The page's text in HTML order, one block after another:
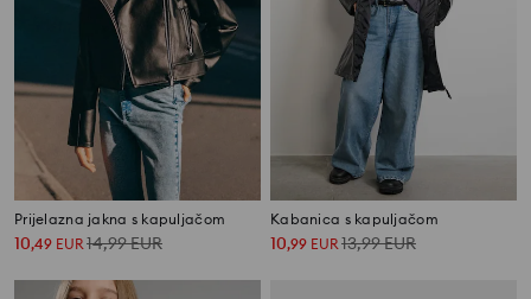
Prijelazna jakna s kapuljačom
10,49 EUR14,99EUR
Kabanica s kapuljačom
10,99 EUR13,99EUR